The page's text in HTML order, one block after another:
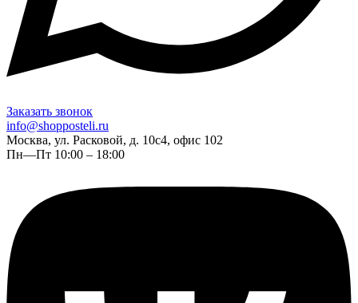
Заказать звонок
info@shopposteli.ru
Москва, ул. Расковой, д. 10с4, офис 102
Пн—Пт 10:00 – 18:00